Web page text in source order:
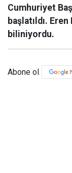
Cumhuriyet
başlatıldı. Eren
biliniyordu.
Abone ol